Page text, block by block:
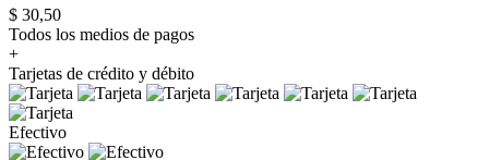
$ 30,50
Todos los medios de pagos
+
Tarjetas de crédito y débito
Efectivo